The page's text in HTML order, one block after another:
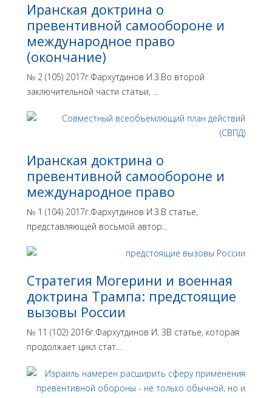
Иранская доктрина о
превентивной самообороне и
международное право
(окончание)
№ 2 (105) 2017г.Фархутдинов И.З.Во второй
заключительной части статьи, ...
Иранская доктрина о
превентивной самообороне и
международное право
№ 1 (104) 2017г.Фархутдинов И.З.В статье,
представляющей восьмой автор...
Стратегия Могерини и военная
доктрина Трампа: предстоящие
вызовы России
№ 11 (102) 2016г.Фархутдинов И. ЗВ статье, которая
продолжает цикл стат...